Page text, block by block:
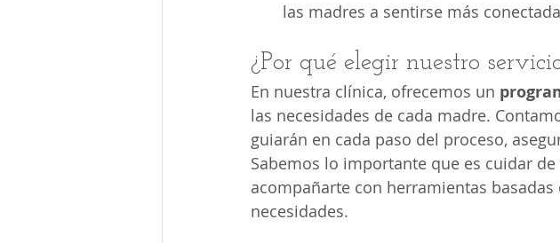
las madres a sentirse más
¿Por qué elegir nuestro
En nuestra clínica, ofrecemos un
las necesidades de cada madre.
guiarán en cada paso del proceso,
Sabemos lo importante que es cuidar
acompañarte con herramientas
necesidades.